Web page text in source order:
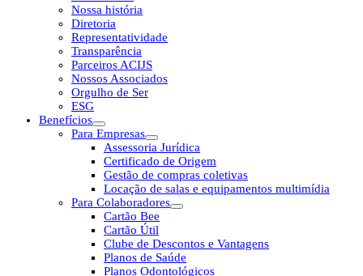
Nossa história
Diretoria
Representatividade
Transparência
Parceiros ACIJS
Nossos Associados
Orgulho de Ser
ESG
Benefícios
Para Empresas
Assessoria Jurídica
Certificado de Origem
Gestão de compras coletivas
Locação de salas e equipamentos multimídia
Para Colaboradores
Cartão Bee
Cartão Útil
Clube de Descontos e Vantagens
Planos de Saúde
Planos Odontológicos